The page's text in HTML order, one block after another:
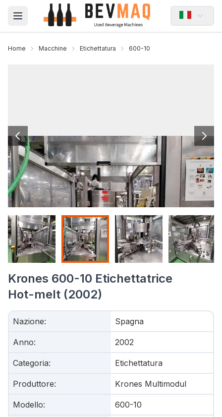
Open main menu
Home Macchine Etichettatura 600-10
Krones 600-10 Etichettatrice
Hot-melt (2002)
Nazione: Spagna
Anno: 2002
Categoria: Etichettatura
Produttore: Krones Multimodul
Modello: 600-10